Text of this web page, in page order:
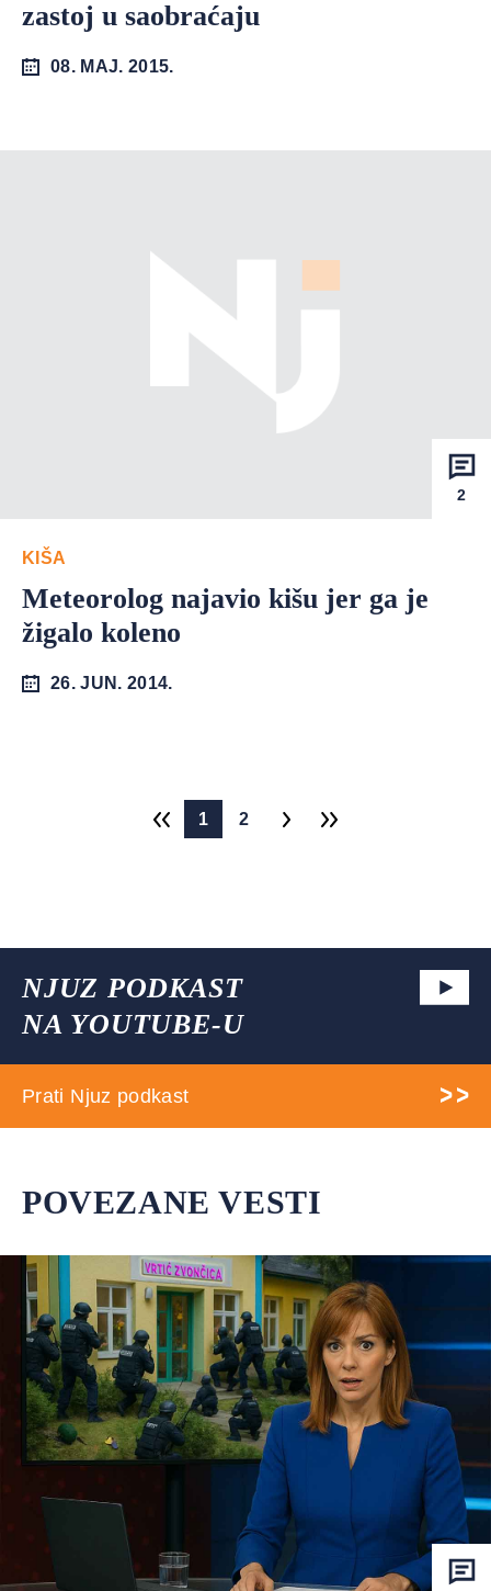
zastoj u saobraćaju
08. MAJ. 2015.
2
KIŠA
Meteorolog najavio kišu jer ga je
žigalo koleno
26. JUN. 2014.
1 2
NJUZ PODKAST
NA YOUTUBE-U
Prati Njuz podkast
POVEZANE VESTI